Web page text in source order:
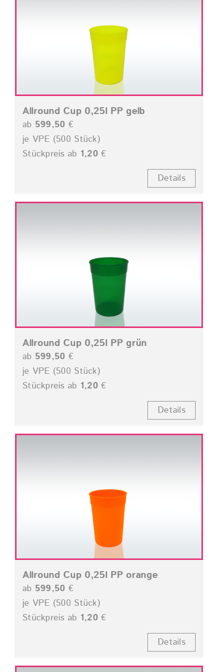
Allround Cup 0,25l PP gelb
ab 599,50 €
je VPE (500 Stück)
Stückpreis ab 1,20 €
Details
Allround Cup 0,25l PP grün
ab 599,50 €
je VPE (500 Stück)
Stückpreis ab 1,20 €
Details
Allround Cup 0,25l PP orange
ab 599,50 €
je VPE (500 Stück)
Stückpreis ab 1,20 €
Details